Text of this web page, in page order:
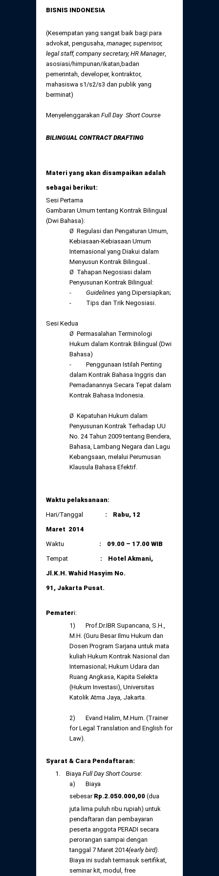
Perubahan Peraturan Perpindahan Domisili
Daftar Perkara Dewan Kehormatan Daerah
BISNIS INDONESIA
(Kesempatan yang sangat baik bagi para
advokat, pengusaha, manager, supervisor,
legal staff, company secretary, HR Manager,
asosiasi/himpunan/ikatan,badan
pemerintah, developer, kontraktor,
mahasiswa s1/s2/s3 dan publik yang
berminat)
Menyelenggarakan Full Day Short Course
BILINGUAL CONTRACT DRAFTING
Materi yang akan disampaikan adalah
sebagai berikut:
Sesi Pertama
Gambaran Umum tentang Kontrak Bilingual
(Dwi Bahasa):
Ø Regulasi dan Pengaturan Umum,
Kebiasaan-Kebiasaan Umum
Internasional yang Diakui dalam
Menyusun Kontrak Bilingual..
Ø Tahapan Negosiasi dalam
Penyusunan Kontrak Bilingual:
- Guidelines yang Dipersiapkan;
- Tips dan Trik Negosiasi.
Sesi Kedua
Ø Permasalahan Terminologi
Hukum dalam Kontrak Bilingual (Dwi
Bahasa)
- Penggunaan Istilah Penting
dalam Kontrak Bahasa Inggris dan
Pemadanannya Secara Tepat dalam
Kontrak Bahasa Indonesia.
Ø Kepatuhan Hukum dalam
Penyusunan Kontrak Terhadap UU
No. 24 Tahun 2009 tentang Bendera,
Bahasa, Lambang Negara dan Lagu
Kebangsaan, melalui Perumusan
Klausula Bahasa Efektif.
Waktu pelaksanaan:
Hari/Tanggal : Rabu, 12
Maret 2014
Waktu : 09.00 – 17.00 WIB
Tempat : Hotel Akmani,
Jl.K.H. Wahid Hasyim No.
91, Jakarta Pusat.
Pemateri:
1) Prof.Dr.IBR Supancana, S.H.,
M.H. (Guru Besar Ilmu Hukum dan
Dosen Program Sarjana untuk mata
kuliah Hukum Kontrak Nasional dan
Internasional; Hukum Udara dan
Ruang Angkasa, Kapita Selekta
(Hukum Investasi), Universitas
Katolik Atma Jaya, Jakarta.
2) Evand Halim, M.Hum. (Trainer
for Legal Translation and English for
Law).
Syarat & Cara Pendaftaran:
1. Biaya Full Day Short Course:
a) Biaya
sebesar Rp.2.050.000,00 (dua
juta lima puluh ribu rupiah) untuk
pendaftaran dan pembayaran
peserta anggota PERADI secara
perorangan sampai dengan
tanggal 7 Maret 2014(early bird)
Biaya ini sudah termasuk sertifikat,
seminar kit, modul, free